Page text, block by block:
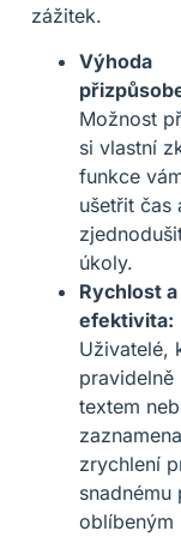
zážitek.
Výhoda
Možnost
si vlastní
funkce
ušetřit čas
úkoly.
Rychlost a
efektivita:
Uživatelé,
pravidelně
textem
zrychlení
snadnému
oblíbeným